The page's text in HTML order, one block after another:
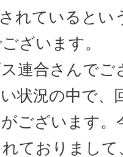
れているとい
ざいます。
連合さんでご
状況の中で、
ございます。
ておりまし